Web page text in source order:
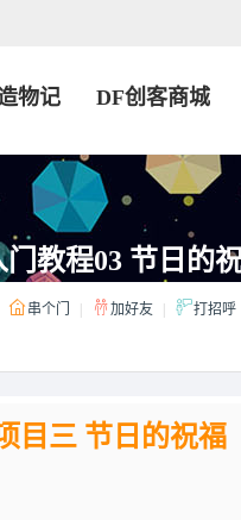
物记 DF创客商城
教程03 节日的
串个门 加好友 打招呼
目三 节日的祝福